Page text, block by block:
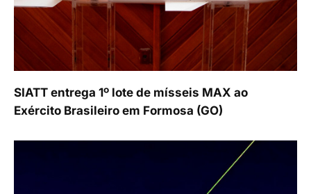
SIATT entrega 1º lote de mísseis MAX ao
Exército Brasileiro em Formosa (GO)